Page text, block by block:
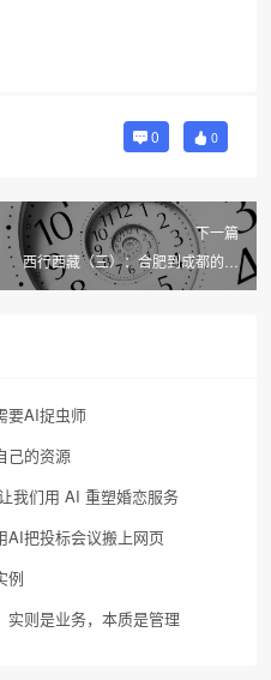
0 0
下一篇
西行西藏（三）：合肥到成都的火
车上
要AI捉虫师
己的资源
们用 AI 重塑婚恋服务
把投标会议搬上网页
例
则是业务，本质是管理